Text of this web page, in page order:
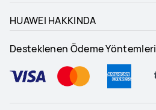
HUAWEI HAKKINDA
Desteklenen Ödeme Yöntemleri